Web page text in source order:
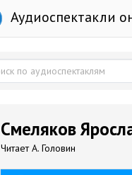
Аудиоспектакли
Смеляков
Читает А. Головин